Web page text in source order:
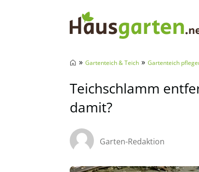
» Gartenteich & Teich » Gartenteich
Teichschlamm
damit?
Garten-Redaktion